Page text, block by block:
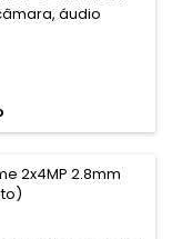
áudio
com app
e antivandalismo